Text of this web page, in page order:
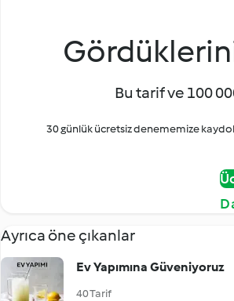
Bu tarif ve 100
30 günlük ücretsiz denememize
Ayrıca öne çıkanlar
Ev Yapımına Güveniyoruz
40 Tarif